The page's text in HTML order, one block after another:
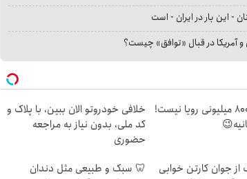
- این بار در ایران - است
و آمریکا در قبال «توافق» چیست؟
درآمد ماهی 800 میلیونی رویا نیست!
خلافی خودروتو الان ببین، با پلاک و
کد ملی، بدون نیاز به مراجعه
حضوری
از جوان کارتن خوابی
🦷 سبک و طبیعی مثل دندان